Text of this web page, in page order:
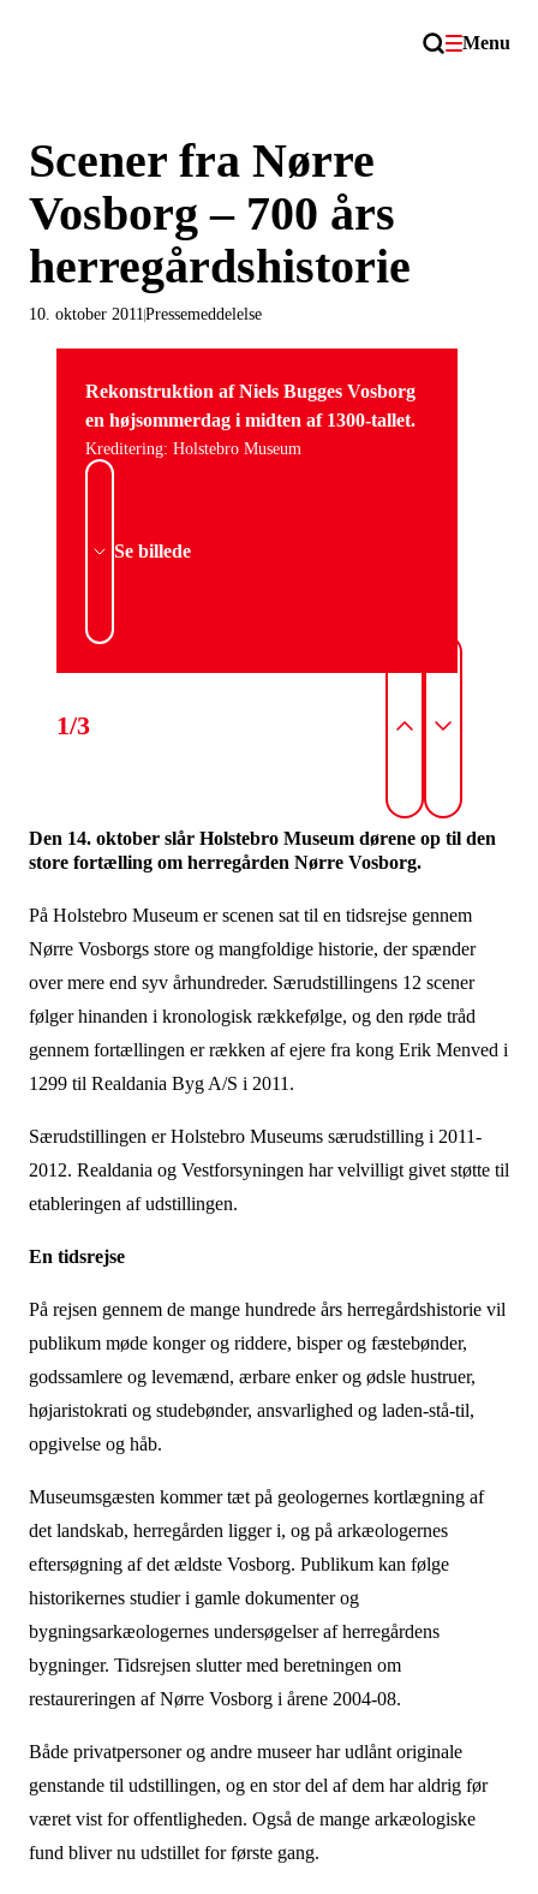
Menu
Scener fra Nørre
Vosborg – 700 års
herregårdshistorie
Pressemeddelelse
10. oktober 2011
Rekonstruktion af Niels Bugges Vosborg
en højsommerdag i midten af 1300-tallet.
Kreditering: Holstebro Museum
Se billede
1/3
Den 14. oktober slår Holstebro Museum dørene op til den
store fortælling om herregården Nørre Vosborg.
På Holstebro Museum er scenen sat til en tidsrejse gennem
Nørre Vosborgs store og mangfoldige historie, der spænder
over mere end syv århundreder. Særudstillingens 12 scener
følger hinanden i kronologisk rækkefølge, og den røde tråd
gennem fortællingen er rækken af ejere fra kong Erik Menved i
1299 til Realdania Byg A/S i 2011.
Særudstillingen er Holstebro Museums særudstilling i 2011-
2012. Realdania og Vestforsyningen har velvilligt givet støtte til
etableringen af udstillingen.
En tidsrejse
På rejsen gennem de mange hundrede års herregårdshistorie vil
publikum møde konger og riddere, bisper og fæstebønder,
godssamlere og levemænd, ærbare enker og ødsle hustruer,
højaristokrati og studebønder, ansvarlighed og laden-stå-til,
opgivelse og håb.
Museumsgæsten kommer tæt på geologernes kortlægning af
det landskab, herregården ligger i, og på arkæologernes
eftersøgning af det ældste Vosborg. Publikum kan følge
historikernes studier i gamle dokumenter og
bygningsarkæologernes undersøgelser af herregårdens
bygninger. Tidsrejsen slutter med beretningen om
restaureringen af Nørre Vosborg i årene 2004-08.
Både privatpersoner og andre museer har udlånt originale
genstande til udstillingen, og en stor del af dem har aldrig før
været vist for offentligheden. Også de mange arkæologiske
fund bliver nu udstillet for første gang.